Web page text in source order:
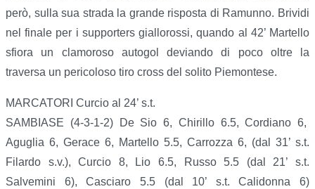
però, sulla sua strada la grande risposta di Ramunno. Brividi
nel finale per i supporters giallorossi, quando al 42’ Martello
sfiora un clamoroso autogol deviando di poco oltre la
traversa un pericoloso tiro cross del solito Piemontese.
MARCATORI Curcio al 24’ s.t.
SAMBIASE (4-3-1-2) De Sio 6, Chirillo 6.5, Cordiano 6,
Aguglia 6, Gerace 6, Martello 5.5, Carrozza 6, (dal 31’ s.t.
Filardo s.v.), Curcio 8, Lio 6.5, Russo 5.5 (dal 21’ s.t.
Salvemini 6), Casciaro 5.5 (dal 10’ s.t. Calidonna 6)